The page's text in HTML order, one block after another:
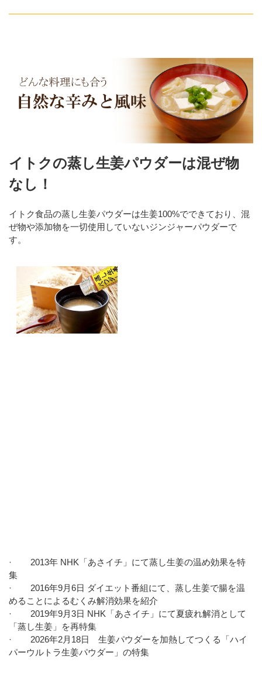
イトクの蒸し生姜パウダーは混ぜ物
なし！
イトク食品の蒸し生姜パウダーは生姜100%でできており、混
ぜ物や添加物を一切使用していないジンジャーパウダーで
す。
· 2013年 NHK「あさイチ」にて蒸し生姜の温め効果を特
集
· 2016年9月6日 ダイエット番組にて、蒸し生姜で腸を温
めることによるむくみ解消効果を紹介
· 2019年9月3日 NHK「あさイチ」にて夏疲れ解消として
「蒸し生姜」を再特集
· 2026年2月18日 生姜パウダーを加熱してつくる「ハイ
パーウルトラ生姜パウダー」の特集